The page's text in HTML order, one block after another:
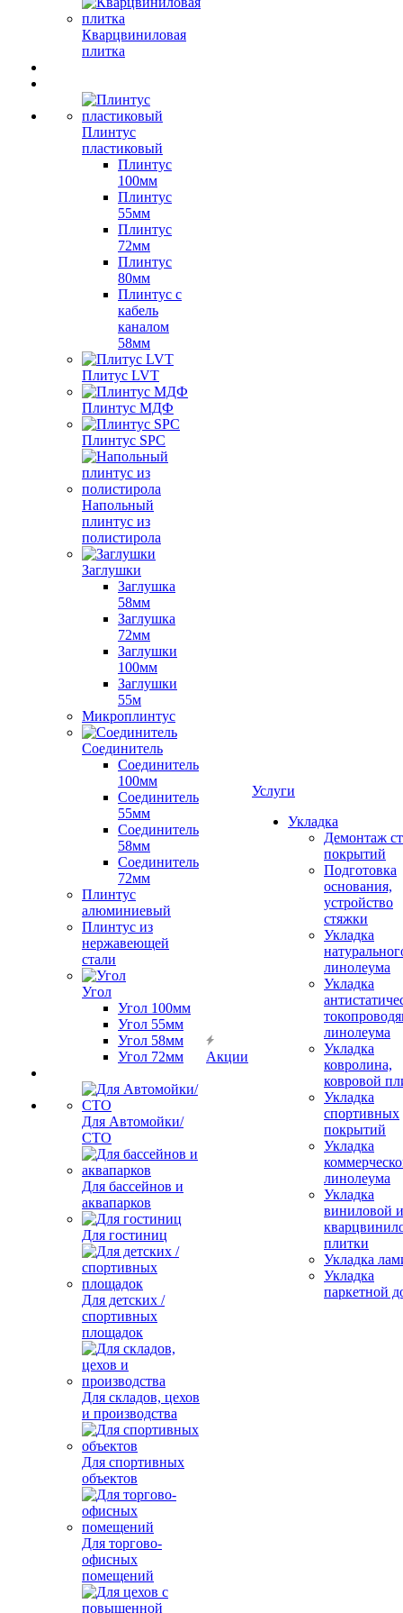
Кварцвиниловая
плитка
Плинтус
пластиковый
Плинтус
100мм
Плинтус
55мм
Плинтус
72мм
Плинтус
80мм
Плинтус с
кабель
каналом
58мм
Плитус LVT
Плинтус МДФ
Плинтус SPC
Напольный
плинтус из
полистирола
Заглушки
Заглушка
58мм
Заглушка
72мм
Заглушки
100мм
Заглушки
55м
Микроплинтус
Соединитель
Соединитель
100мм
Соединитель
55мм
Соединитель
58мм
Соединитель
72мм
Плинтус
алюминиевый
Плинтус из
нержавеющей
стали
Угол
Угол 100мм
Угол 55мм
Угол 58мм
Угол 72мм
Для Автомойки/
СТО
Для бассейнов и
аквапарков
Для гостиниц
Для детских /
спортивных
площадок
Для складов, цехов
и производства
Для спортивных
объектов
Для торгово-
офисных
помещений
Акции
Услуги
Укладка
Демонтаж
покрытий
Подготовка
основания,
устройство
стяжки
Укладка
линолеума
Укладка
линолеума
Укладка
ковролина,
ковровой
Укладка
спортивных
покрытий
Укладка
линолеума
Укладка
виниловой и
плитки
Укладка
Укладка
паркетной